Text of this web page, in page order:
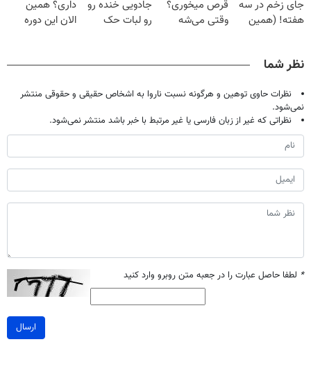
جای زخم در سه
هفته! (همین
قرص میخوری؟
وقتی می‌شه
جادویی خنده رو
رو لبات حک
داری؟ همین
الان این دوره
نظر شما
نظرات حاوی توهین و هرگونه نسبت ناروا به اشخاص حقیقی و حقوقی منتشر
نمی‌شود.
نظراتی که غیر از زبان فارسی یا غیر مرتبط با خبر باشد منتشر نمی‌شود.
* لطفا حاصل عبارت را در جعبه متن روبرو وارد کنید
ارسال